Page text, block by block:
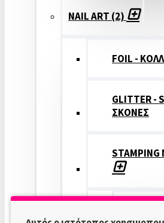
NAIL ART (2)
FOIL -
GLITTER -
ΣΚΟΝΕΣ
STAMPING